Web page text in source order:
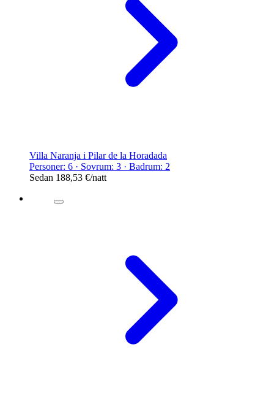
Villa Naranja i Pilar de la Horadada
Personer: 6 · Sovrum: 3 · Badrum: 2
Sedan 188,53 €/natt